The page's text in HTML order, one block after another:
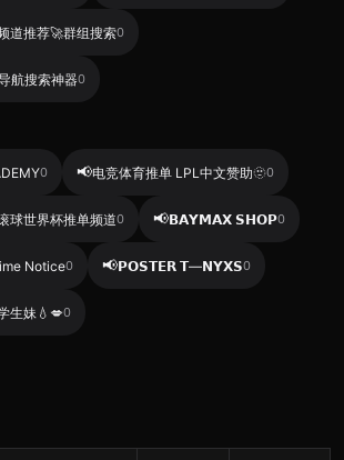
道推荐🚀群组搜索0
航搜索神器0
0 📢电竞体育推单 LPL中文赞助🫥0
球世界杯推单频道0 📢𝗕𝗔𝗬𝗠𝗔𝗫 𝗦𝗛𝗢𝗣0
Notice0 📢𝗣𝗢𝗦𝗧𝗘𝗥 𝗧—𝗡𝗬𝗫𝗦0
生妹💧💋0